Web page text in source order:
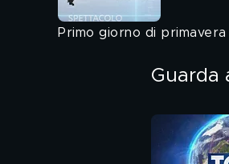
Primo giorno di
Guarda